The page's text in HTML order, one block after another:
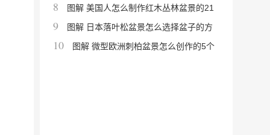
8
图解 美国人怎么制作红木丛林盆景的21
个过程
9
图解 日本落叶松盆景怎么选择盆子的方
法
10
图解 微型欧洲刺柏盆景怎么创作的5个